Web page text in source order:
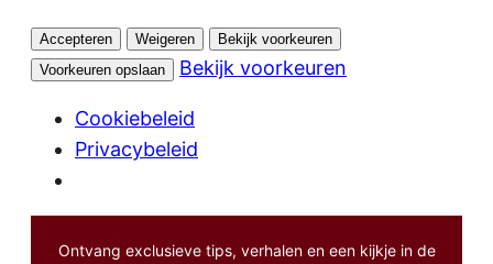
Accepteren Weigeren
Bekijk voorkeuren
Voorkeuren opslaan
Bekijk voorkeuren
Cookiebeleid
Privacybeleid
Ontvang exclusieve tips, verhalen en een kijkje in de